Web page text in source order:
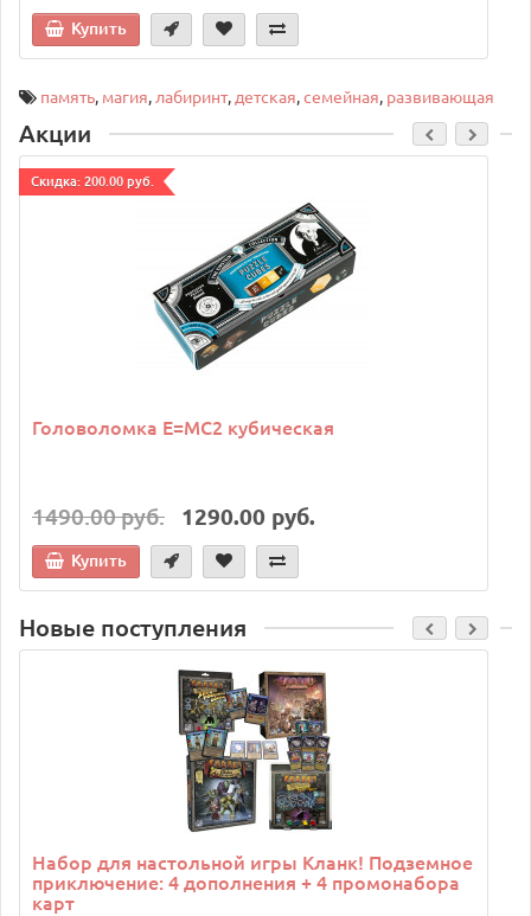
Купить
память, магия, лабиринт, детская,семейная, развивающая
Акции
Cкидка: 200.00 руб.
Головоломка E=MC2 кубическая
1490.00 руб. 1290.00 руб.
Купить
Новые поступления
Набор для настольной игры Кланк! Подземное
приключение: 4 дополнения + 4 промонабора
карт